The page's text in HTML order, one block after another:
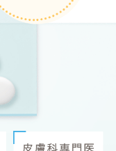
は、540円